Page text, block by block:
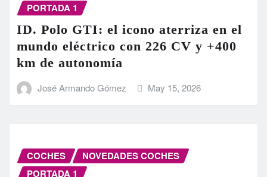
PORTADA 1
ID. Polo GTI: el icono aterriza en el
mundo eléctrico con 226 CV y +400
km de autonomía
José Armando Gómez May 15, 2026
COCHES
NOVEDADES COCHES
PORTADA 1